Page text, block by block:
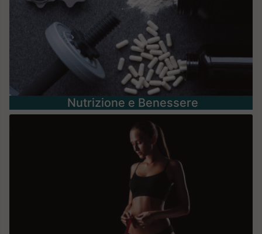
Nutrizione e Benessere